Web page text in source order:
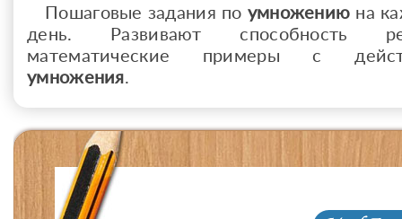
Пошаговые задания по умножению на
день. Развивают способность
математические примеры с
умножения.